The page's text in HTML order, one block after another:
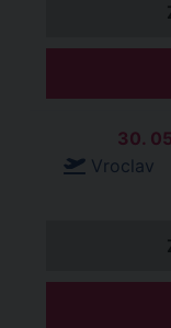
30.
Vroclav